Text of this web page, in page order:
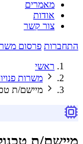
מאמרים
אודות
צור קשר
התחברות פרסום
ראשי
משרות
מיישם/ת